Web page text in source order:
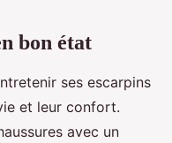
bon état
ses escarpins
et leur confort.
avec un